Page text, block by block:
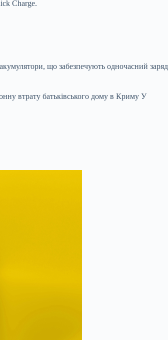
Charge.
що забезпечують одночасний заряд
втрату батьківського дому в Криму У